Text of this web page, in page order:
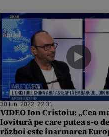
30 Iun. 2022, 22:31
VIDEO Ion Cristoiu: „Cea
lovitură pe care putea s-o
război este înarmarea